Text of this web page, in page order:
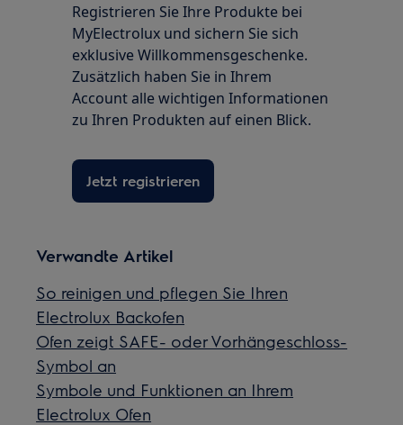
Registrieren Sie Ihre Produkte bei
MyElectrolux und sichern Sie sich
exklusive Willkommensgeschenke.
Zusätzlich haben Sie in Ihrem
Account alle wichtigen Informationen
zu Ihren Produkten auf einen Blick.
Jetzt registrieren
Verwandte Artikel
So reinigen und pflegen Sie Ihren
Electrolux Backofen
Ofen zeigt SAFE- oder Vorhängeschloss-
Symbol an
Symbole und Funktionen an Ihrem
Electrolux Ofen